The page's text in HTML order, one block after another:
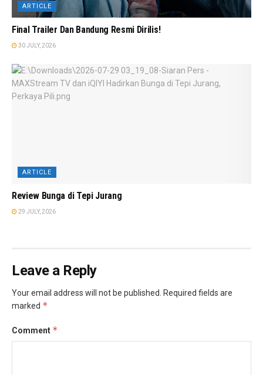
ARTICLE
Final Trailer Dan Bandung Resmi Dirilis!
30 JULY, 2026
ARTICLE
Review Bunga di Tepi Jurang
29 JULY, 2026
Leave a Reply
Your email address will not be published.
Required fields are
marked *
Comment *